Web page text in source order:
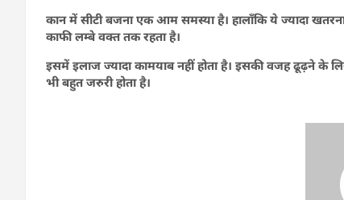
कान में सीटी बजना एक आम समस्या है। हालाँकि ये ज्यादा
काफी लम्बे वक्त तक रहता है।
इसमें इलाज ज्यादा कामयाब नहीं होता है। इसकी वजह ढूढ़ने के
भी बहुत जरुरी होता है।